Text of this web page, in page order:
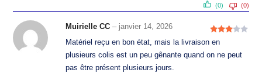
Siège social :Zone industrielle Artigot, 33360
Latresne, France
Contact :
Téléphone (numéro indiqué sur le site) – E-
(0) (0)
Note
Muirielle CC– janvier 14, 2026
Matériel reçu en bon état, mais la livraison en
plusieurs colis est un peu gênante quand on ne peut
pas être présent plusieurs jours.